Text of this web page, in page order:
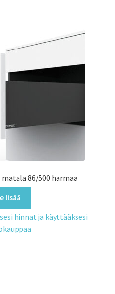
86/500 harmaa
lisää
hinnat ja käyttääksesi